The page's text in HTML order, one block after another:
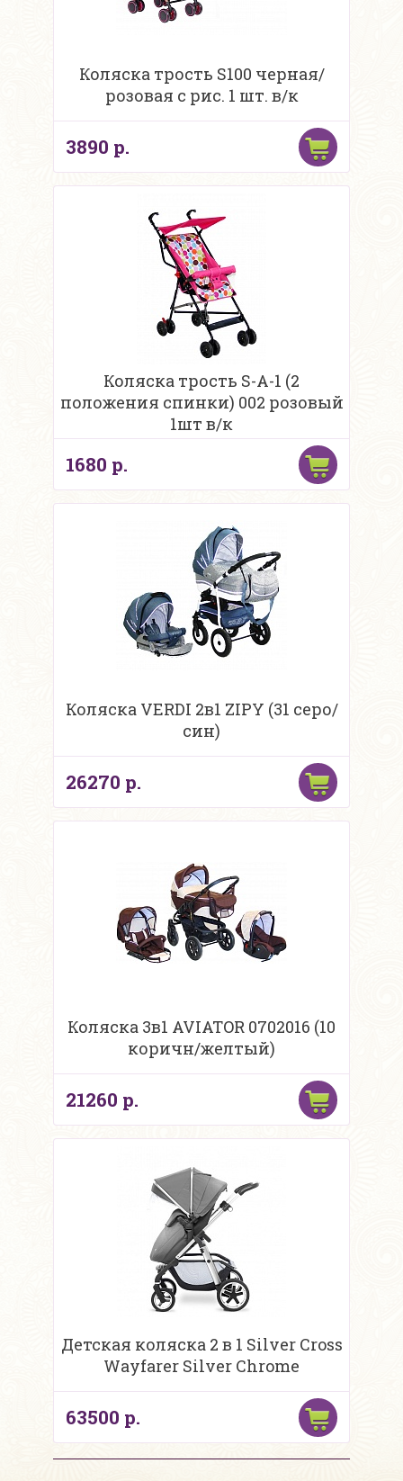
Коляска трость S100 черная/
розовая с рис. 1 шт. в/к
3890 р.
Коляска трость S-A-1 (2
положения спинки) 002 розовый
1шт в/к
1680 р.
Коляска VERDI 2в1 ZIPY (31 серо/
син)
26270 р.
Коляска 3в1 AVIATOR 0702016 (10
коричн/желтый)
21260 р.
Детская коляска 2 в 1 Silver Cross
Wayfarer Silver Chrome
63500 р.